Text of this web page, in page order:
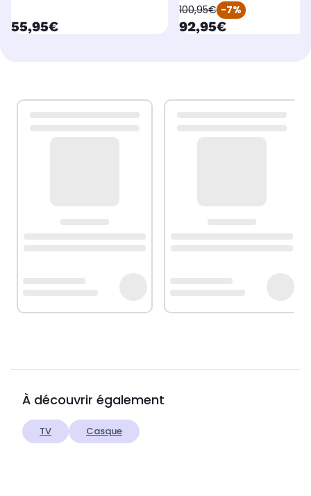
currentPrice
55,95€
oldPrice
100,95€ -7%
currentPrice
92,95€
À découvrir également
TV Casque